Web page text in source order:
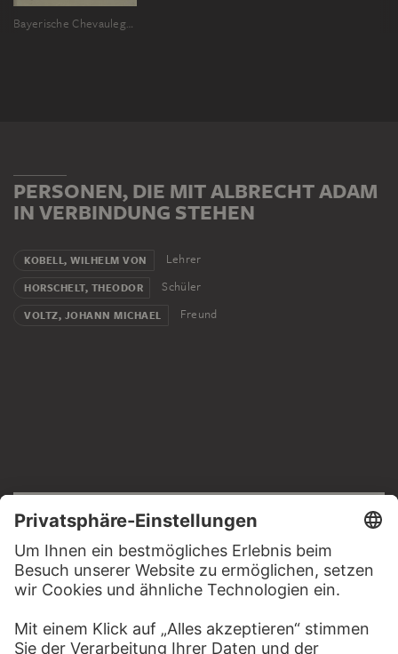
Bayerische Chevaulegers auf dem Marsch
PERSONEN, DIE MIT ALBRECHT ADAM
IN VERBINDUNG STEHEN
KOBELL, WILHELM VON Lehrer
HORSCHELT, THEODOR Schüler
VOLTZ, JOHANN MICHAEL Freund
Impressum
Datenschutz
Copyright © 2026 Städel Museum
All rights reserved.
DIGITALE SAMMLUNG